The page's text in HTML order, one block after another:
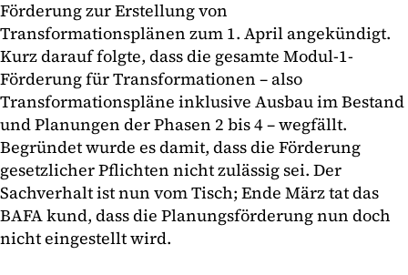
Förderung zur Erstellung von
Transformationsplänen zum 1. April angekündigt.
Kurz darauf folgte, dass die gesamte Modul-1-
Förderung für Transformationen – also
Transformationspläne inklusive Ausbau im Bestand
und Planungen der Phasen 2 bis 4 – wegfällt.
Begründet wurde es damit, dass die Förderung
gesetzlicher Pflichten nicht zulässig sei. Der
Sachverhalt ist nun vom Tisch; Ende März tat das
BAFA kund, dass die Planungsförderung nun doch
nicht eingestellt wird.